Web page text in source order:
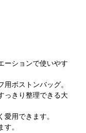
ーションで使いやす
ボストンバッグ。
っきり整理できる大
用できます。
す。